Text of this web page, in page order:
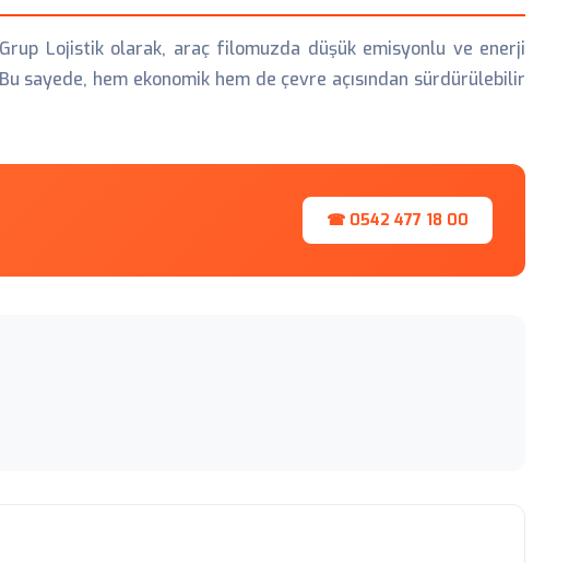
Lojistik olarak, araç filomuzda düşük emisyonlu ve enerji
hem ekonomik hem de çevre açısından sürdürülebilir
☎ 0542 477 18 00